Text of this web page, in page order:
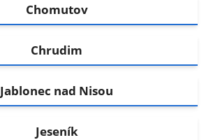
Chomutov
Chrudim
Jablonec nad Nisou
Jeseník